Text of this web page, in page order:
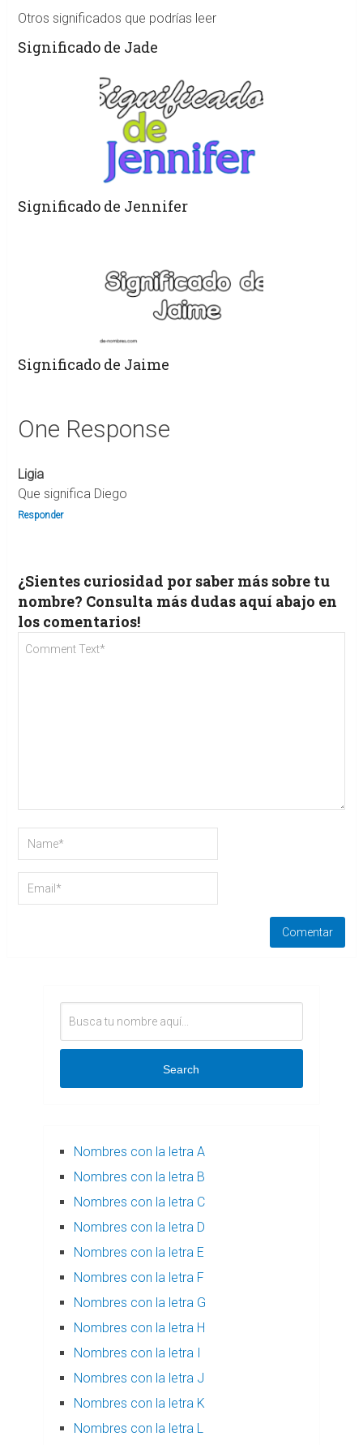
Otros significados que podrías leer
Significado de Jade
Significado de Jennifer
Significado de Jaime
One Response
Ligia
Que significa Diego
Responder
¿Sientes curiosidad por saber más sobre tu
nombre? Consulta más dudas aquí abajo en
los comentarios!
Search
Nombres con la letra A
Nombres con la letra B
Nombres con la letra C
Nombres con la letra D
Nombres con la letra E
Nombres con la letra F
Nombres con la letra G
Nombres con la letra H
Nombres con la letra I
Nombres con la letra J
Nombres con la letra K
Nombres con la letra L